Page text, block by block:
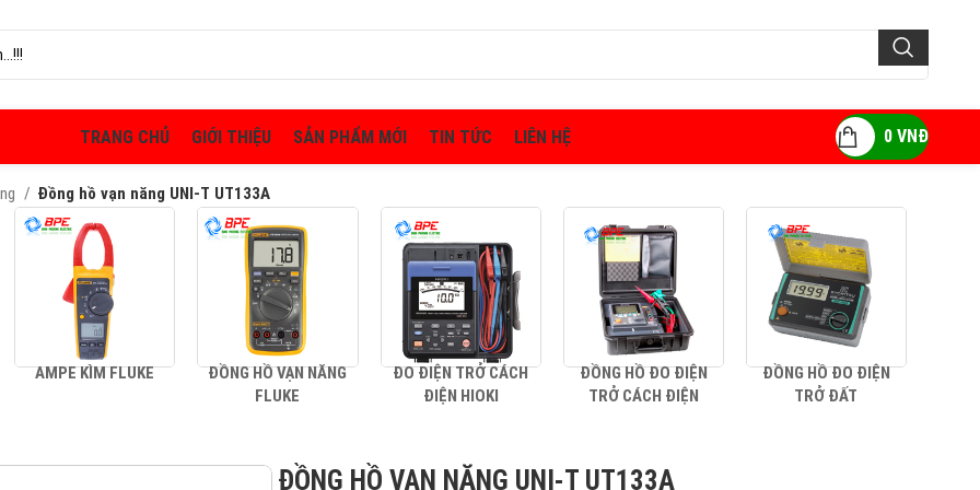
TRANG CHỦ GIỚI THIỆU SẢN PHẨM MỚI TIN TỨC LIÊN HỆ 0 VNĐ
Đồng hồ vạn năng UNI-T UT133A
AMPE KÌM FLUKE
ĐỒNG HỒ VẠN NĂNG
FLUKE
ĐO ĐIỆN TRỞ CÁCH
ĐIỆN HIOKI
ĐỒNG HỒ ĐO ĐIỆN
TRỞ CÁCH ĐIỆN
ĐỒNG HỒ ĐO ĐIỆN
TRỞ ĐẤT
ĐỒNG HỒ VẠN NĂNG UNI-T UT133A